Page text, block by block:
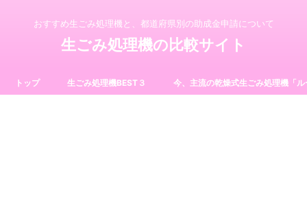
おすすめ生ごみ処理機と、都道府県別の助成金申請について
生ごみ処理機の比較サイト
トップ 生ごみ処理機BEST３ 今、主流の乾燥式生ごみ処理機「